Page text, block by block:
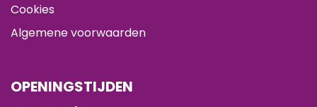
Cookies
Algemene voorwaarden
OPENINGSTIJDEN